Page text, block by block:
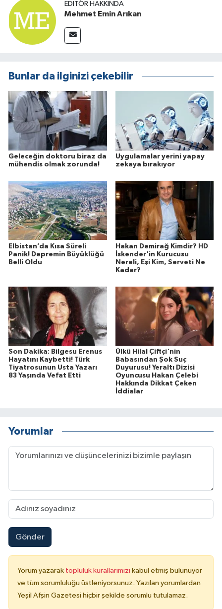
EDITÖR HAKKINDA
Mehmet Emin Arıkan
Bunlar da ilginizi çekebilir
Geleceğin doktoru biraz da
mühendis olmak zorunda!
Uygulamalar yerini yapay
zekaya bırakıyor
Elbistan’da Kısa Süreli
Panik! Depremin Büyüklüğü
Belli Oldu
Hakan Demirağ Kimdir? HD
İskender'in Kurucusu
Nereli, Eşi Kim, Serveti Ne
Kadar?
Son Dakika: Bilgesu Erenus
Hayatını Kaybetti! Türk
Tiyatrosunun Usta Yazarı
83 Yaşında Vefat Etti
Ülkü Hilal Çiftçi'nin
Babasından Şok Suç
Duyurusu! Yeraltı Dizisi
Oyuncusu Hakan Çelebi
Hakkında Dikkat Çeken
İddialar
Yorumlar
Gönder
Yorum yazarak topluluk kurallarımızı kabul etmiş bulunuyor
ve tüm sorumluluğu üstleniyorsunuz. Yazılan yorumlardan
Yeşil Afşin Gazetesi hiçbir şekilde sorumlu tutulamaz.